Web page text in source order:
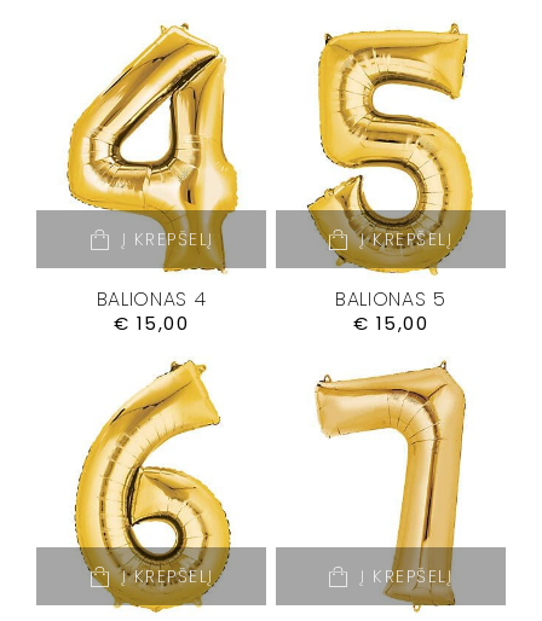
Į KREPŠELĮ
BALIONAS 4
€ 15,00
Į KREPŠELĮ
BALIONAS 5
€ 15,00
Į KREPŠELĮ Į KREPŠELĮ